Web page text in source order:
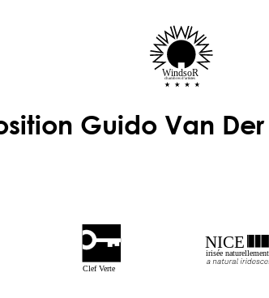
WindsoR
chambres d'artistes
Guido Van
Clef Verte
NICE
irisée naturellement